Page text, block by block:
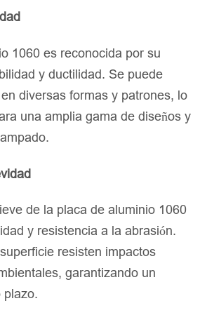
1060 es reconocida por su
y ductilidad. Se puede
diversas formas y patrones, lo
una amplia gama de diseños y
de la placa de aluminio 1060
y resistencia a la abrasión.
resisten impactos
garantizando un
plazo.